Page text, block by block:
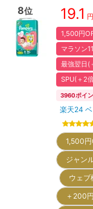
8位 19.1
1,500円
マラソン
最強翌日(
SPU(＋2
3960ポイ
楽天24
1,500円
ジャン
ウェ
＋200